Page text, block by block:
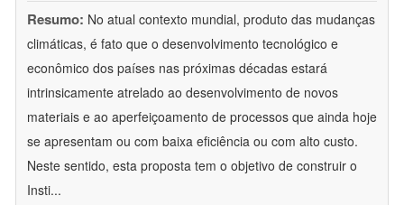
Resumo: No atual contexto mundial, produto das mudanças
climáticas, é fato que o desenvolvimento tecnológico e
econômico dos países nas próximas décadas estará
intrinsicamente atrelado ao desenvolvimento de novos
materiais e ao aperfeiçoamento de processos que ainda hoje
se apresentam ou com baixa eficiência ou com alto custo.
Neste sentido, esta proposta tem o objetivo de construir o
Insti...